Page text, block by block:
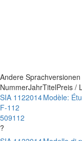
Andere Sprachversionen
NummerJahrTitelPreis /
SIA 112
F-112
509112
?
2014Modèle: